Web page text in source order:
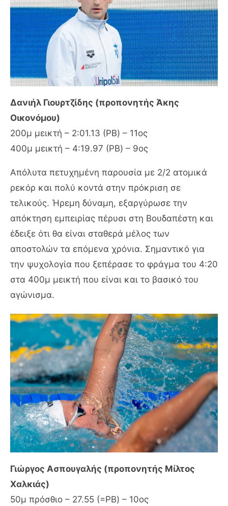
Δανιήλ Γιουρτζίδης (προπονητής Άκης
Οικονόμου)
200μ μεικτή – 2:01.13 (PB) – 11ος
400μ μεικτή – 4:19.97 (PB) – 9ος
Απόλυτα πετυχημένη παρουσία με 2/2 ατομικά
ρεκόρ και πολύ κοντά στην πρόκριση σε
τελικούς. Ήρεμη δύναμη, εξαργύρωσε την
απόκτηση εμπειρίας πέρυσι στη Βουδαπέστη και
έδειξε ότι θα είναι σταθερά μέλος των
αποστολών τα επόμενα χρόνια. Σημαντικό για
την ψυχολογία που ξεπέρασε το φράγμα του 4:20
στα 400μ μεικτή που είναι και το βασικό του
αγώνισμα.
Γιώργος Ασπουγαλής (προπονητής Μίλτος
Χαλκιάς)
50μ πρόσθιο – 27.55 (=PB) – 10ος